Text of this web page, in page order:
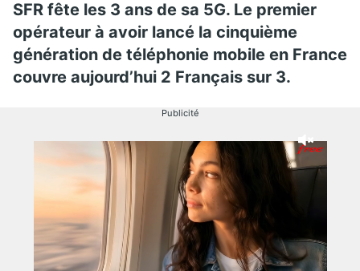
SFR fête les 3 ans de sa 5G. Le premier
opérateur à avoir lancé la cinquième
génération de téléphonie mobile en France
couvre aujourd’hui 2 Français sur 3.
Publicité